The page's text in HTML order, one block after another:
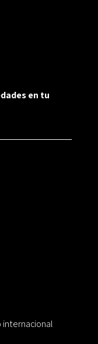
en tu
internacional